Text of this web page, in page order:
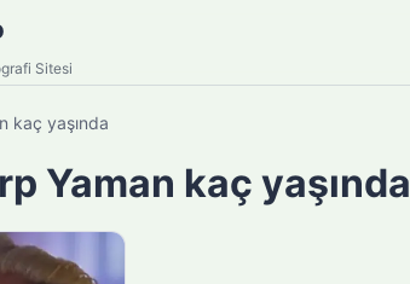
Sitesi
kaç yaşında
Yaman kaç yaşında